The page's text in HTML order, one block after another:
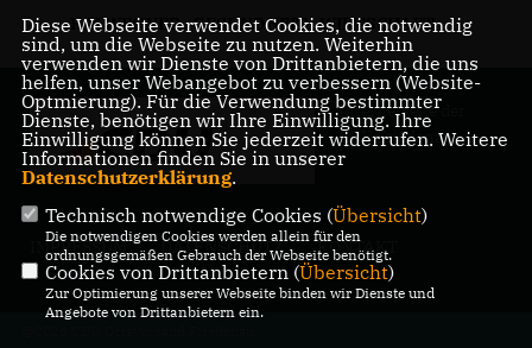
KAI WEGNER,GESUNDHEIT,WIRTSCHAFT
Internetseite der
CDU Friedenau
IMPRESSUM DATENSCHUTZ KONTAKT
Diese Webseite verwendet Cookies, die notwendig
sind, um die Webseite zu nutzen. Weiterhin
verwenden wir Dienste von Drittanbietern, die uns
helfen, unser Webangebot zu verbessern (Website-
Optmierung). Für die Verwendung bestimmter
Dienste, benötigen wir Ihre Einwilligung. Ihre
Einwilligung können Sie jederzeit widerrufen. Weitere
Informationen finden Sie in unserer
Datenschutzerklärung.
Technisch notwendige Cookies (Übersicht)
Die notwendigen Cookies werden allein für den
ordnungsgemäßen Gebrauch der Webseite benötigt.
Cookies von Drittanbietern (Übersicht)
Zur Optimierung unserer Webseite binden wir Dienste und
Angebote von Drittanbietern ein.